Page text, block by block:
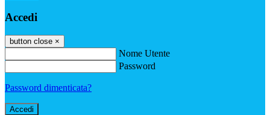
Accedi
button close ×
Nome Utente
Password
Password dimenticata?